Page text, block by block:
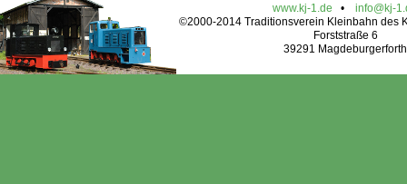
www.kj-1.de • info@kj-
©2000-2014 Traditionsverein Kleinbahn des
Forststraße 6
39291 Magdeburgerforth